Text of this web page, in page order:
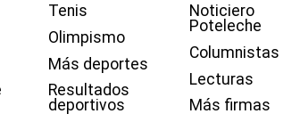
Tenis
Olimpismo
Más deportes
Resultados
deportivos
Noticiero
Poteleche
Columnistas
Lecturas
Más firmas